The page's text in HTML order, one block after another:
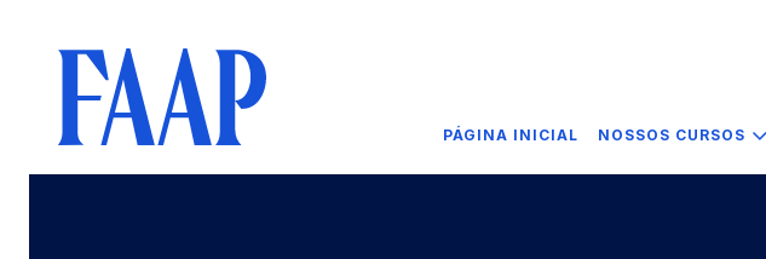
PÁGINA INICIAL NOSSOS CURSOS